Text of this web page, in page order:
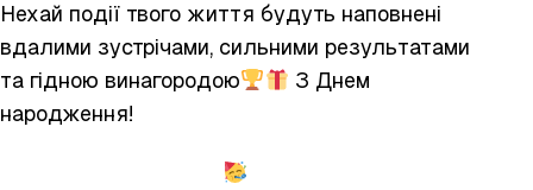
Нехай події твого життя будуть наповнені
вдалими зустрічами, сильними результатами
та гідною винагородою
З Днем
народження!